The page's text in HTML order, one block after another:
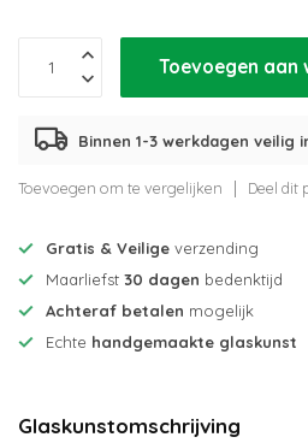
Toevoegen aan
Binnen 1-3 werkdagen veilig
Toevoegen om te vergelijken Deel dit
Gratis & Veilige verzending
Maarliefst 30 dagen bedenktijd
Achteraf betalen mogelijk
Echte handgemaakte glaskunst
Glaskunstomschrijving